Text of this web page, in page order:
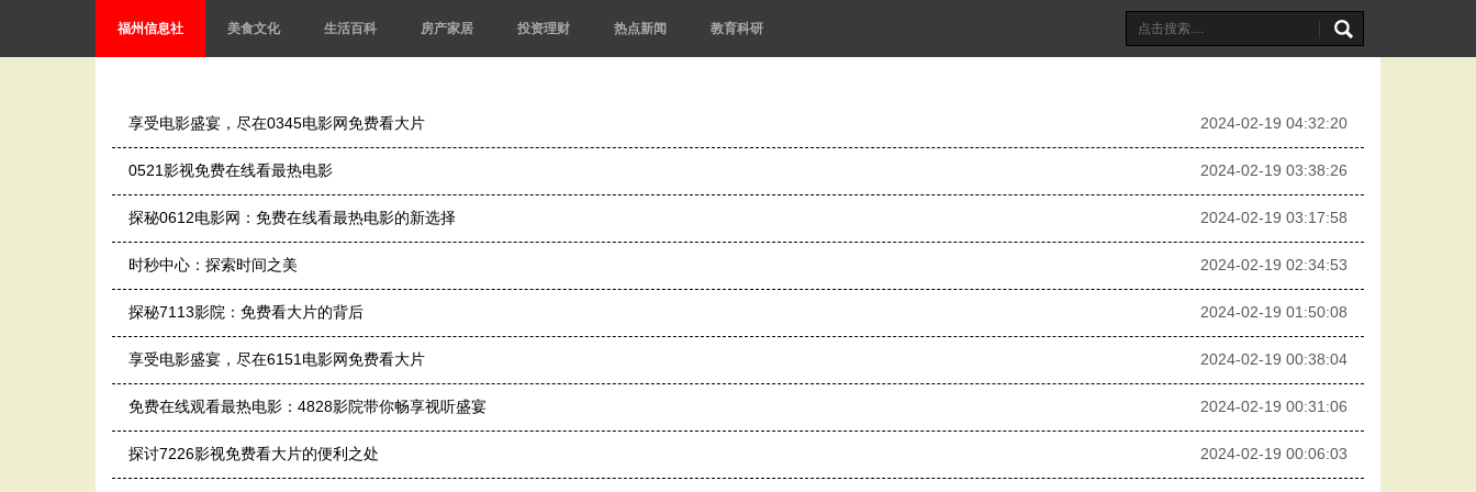
福州信息社 美食文化 生活百科 房产家居 投资理财 热点新闻 教育科研
享受电影盛宴，尽在0345电影网免费看大片 2024-02-19 04:32:20
0521影视免费在线看最热电影 2024-02-19 03:38:26
探秘0612电影网：免费在线看最热电影的新选择 2024-02-19 03:17:58
时秒中心：探索时间之美 2024-02-19 02:34:53
探秘7113影院：免费看大片的背后 2024-02-19 01:50:08
享受电影盛宴，尽在6151电影网免费看大片 2024-02-19 00:38:04
免费在线观看最热电影：4828影院带你畅享视听盛宴 2024-02-19 00:31:06
探讨7226影视免费看大片的便利之处 2024-02-19 00:06:03